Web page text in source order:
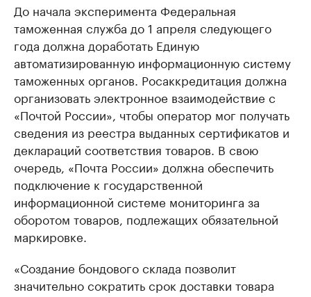
До начала эксперимента Федеральная
таможенная служба до 1 апреля следующего
года должна доработать Единую
автоматизированную информационную систему
таможенных органов. Росаккредитация должна
организовать электронное взаимодействие с
«Почтой России», чтобы оператор мог получать
сведения из реестра выданных сертификатов и
деклараций соответствия товаров. В свою
очередь, «Почта России» должна обеспечить
подключение к государственной
информационной системе мониторинга за
оборотом товаров, подлежащих обязательной
маркировке.
«Создание бондового склада позволит
значительно сократить срок доставки товара